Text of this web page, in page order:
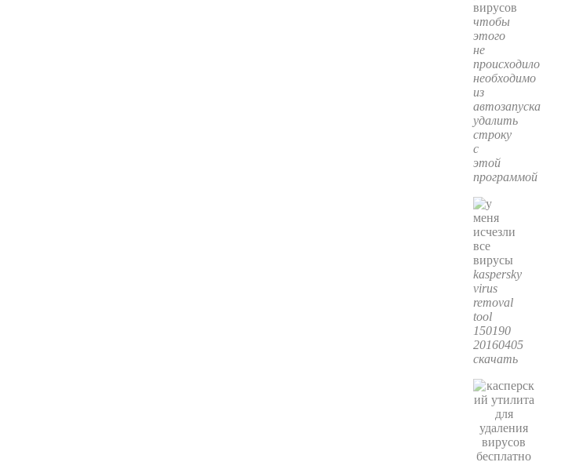
чтобы
этого
не
происходило
необходимо
из
автозапуска
удалить
строку
с
этой
программой
kaspersky
virus
removal
tool
150190
20160405
скачать